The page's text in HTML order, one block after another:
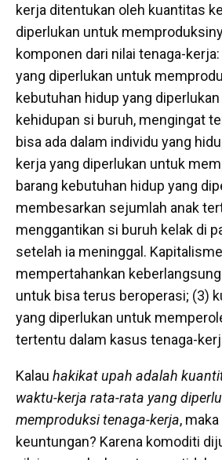
kerja ditentukan oleh kuantitas
diperlukan untuk
komponen dari nilai tenaga-
yang diperlukan untuk
kebutuhan hidup yang
kehidupan si buruh, mengingat
bisa ada dalam individu yang
kerja yang diperlukan untuk
barang kebutuhan hidup yang
membesarkan sejumlah anak
menggantikan si buruh kelak di
setelah ia meninggal.
mempertahankan
untuk bisa terus beroperasi; (3)
yang diperlukan untuk
tertentu dalam kasus tenaga-
Kalau hakikat upah adalah
waktu-kerja rata-rata yang
memproduksi tenaga-kerja,
keuntungan? Karena komoditi